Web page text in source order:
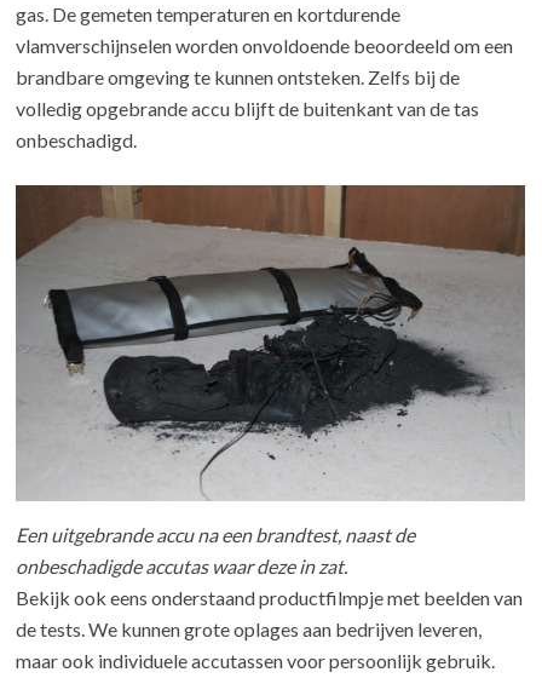
gas. De gemeten temperaturen en kortdurende
vlamverschijnselen worden onvoldoende beoordeeld om een
brandbare omgeving te kunnen ontsteken. Zelfs bij de
volledig opgebrande accu blijft de buitenkant van de tas
onbeschadigd.
Een uitgebrande accu na een brandtest, naast de
onbeschadigde accutas waar deze in zat.
Bekijk ook eens onderstaand productfilmpje met beelden van
de tests. We kunnen grote oplages aan bedrijven leveren,
maar ook individuele accutassen voor persoonlijk gebruik.